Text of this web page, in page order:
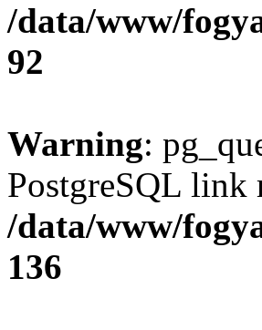
/data/www/
92
Warning:
PostgreSQL link
/data/www/
136